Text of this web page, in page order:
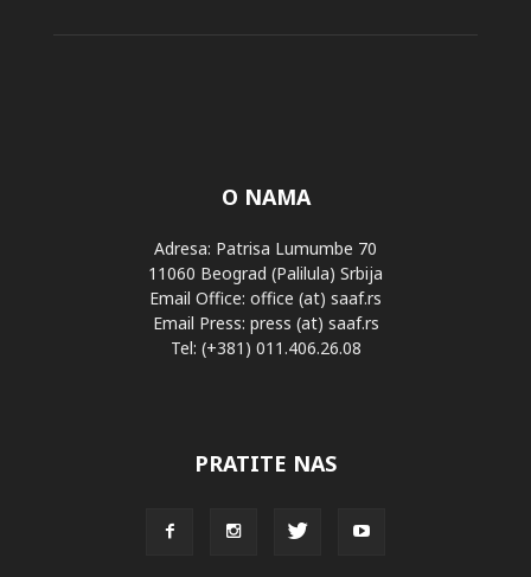
O NAMA
Adresa: Patrisa Lumumbe 70
11060 Beograd (Palilula) Srbija
Email Office: office (at) saaf.rs
Email Press: press (at) saaf.rs
Tel: (+381) 011.406.26.08
PRATITE NAS